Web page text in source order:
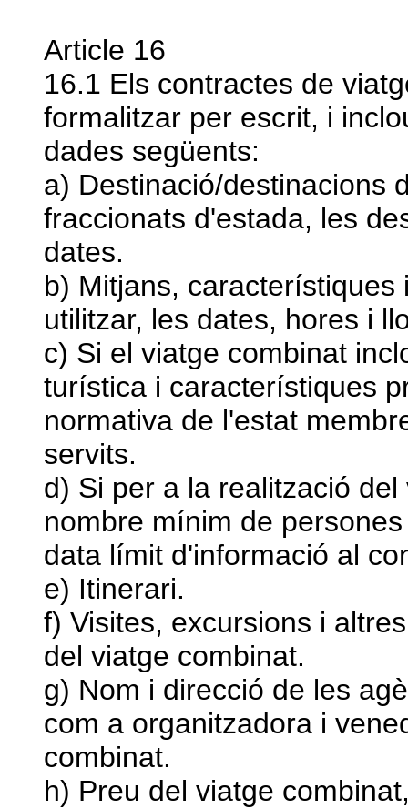
Article 16
16.1 Els contractes de
formalitzar per escrit, i
dades següents:
a) Destinació/destinacions
fraccionats d'estada, les
dates.
b) Mitjans,
utilitzar, les dates, hores i
c) Si el viatge combinat
turística i característiques
normativa de l'estat
servits.
d) Si per a la realització
nombre mínim de
data límit d'informació al
e) Itinerari.
f) Visites, excursions i
del viatge combinat.
g) Nom i direcció de les
com a organitzadora i
combinat.
h) Preu del viatge